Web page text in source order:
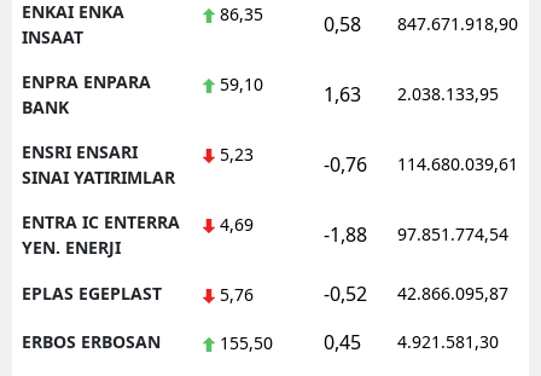
ENKAI ENKA
INSAAT
86,35 0,58 847.671.918,90
ENPRA ENPARA
BANK
59,10 1,63 2.038.133,95
ENSRI ENSARI
SINAI YATIRIMLAR
5,23 -0,76 114.680.039,61
ENTRA IC ENTERRA
YEN. ENERJI
4,69 -1,88 97.851.774,54
EPLAS EGEPLAST 5,76 -0,52 42.866.095,87
ERBOS ERBOSAN 155,50 0,45 4.921.581,30